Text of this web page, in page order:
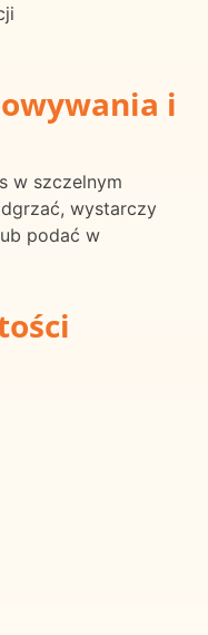
i
w szczelnym
wystarczy
podać w